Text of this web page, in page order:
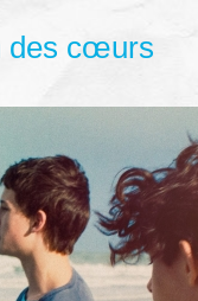
des cœurs